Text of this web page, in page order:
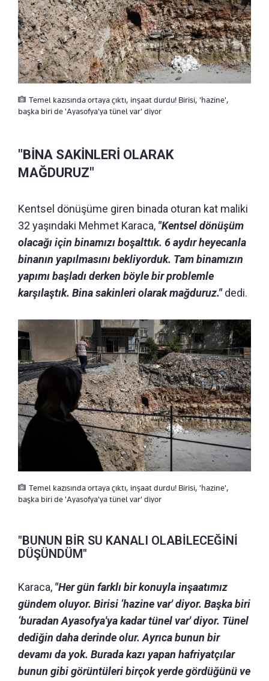
Temel kazısında ortaya çıktı, inşaat durdu! Birisi, 'hazine',
başka biri de 'Ayasofya'ya tünel var' diyor
"BİNA SAKİNLERİ OLARAK
MAĞDURUZ"
Kentsel dönüşüme giren binada oturan kat maliki
32 yaşındaki Mehmet Karaca, "Kentsel dönüşüm
olacağı için binamızı boşalttık. 6 aydır heyecanla
binanın yapılmasını bekliyorduk. Tam binamızın
yapımı başladı derken böyle bir problemle
karşılaştık. Bina sakinleri olarak mağduruz."dedi.
Temel kazısında ortaya çıktı, inşaat durdu! Birisi, 'hazine',
başka biri de 'Ayasofya'ya tünel var' diyor
"BUNUN BİR SU KANALI OLABİLECEĞİNİ
DÜŞÜNDÜM"
Karaca, "Her gün farklı bir konuyla inşaatımız
gündem oluyor. Birisi ‘hazine var' diyor. Başka biri
‘buradan Ayasofya'ya kadar tünel var' diyor. Tünel
dediğin daha derinde olur. Ayrıca bunun bir
devamı da yok. Burada kazı yapan hafriyatçılar
bunun gibi görüntüleri birçok yerde gördüğünü ve